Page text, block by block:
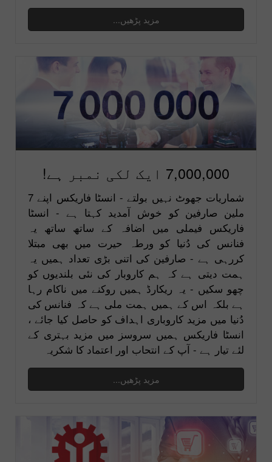
مزید پڑھیں...
7,000,000 ایک لکی نمبر ہے!
شماریات جھوٹ نہیں بولتے - انسٹا فاریکس اپنے 7
ملین صارفین کو خوش آمدید کہتا ہے - انسٹا
فاریکس فیملی میں اضافہ کے ساتھ ساتھ یہ
فنانس کی دُنیا کو ورطہ حیرت میں بھی مبتلا
کررہی ہے - صارفین کی اتنی بڑی تعداد ہمیں یہ
ہمت دیتی ہے کہ ہم کاروبار کی نئی بلندیوں کو
چھو سکیں - یہ ریکارڈ ہمیں روکنے میں ناکام رہا
ہے بلکہ اس کے ہمیں ہمت ملی ہے کہ فنانس کی
دُنیا میں مزید کاروباری اہداف کو حاصل کیا جائے ،
انسٹا فاریکس ہمیں سروسز میں مزید بہتری کے
لئے تیار ہے - آپ کے انتحاب اور اعتماد کا شکریہ
مزید پڑھیں...